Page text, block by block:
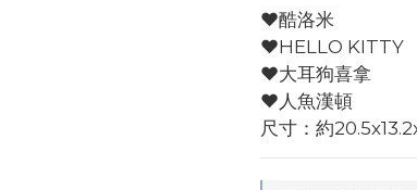
♥酷洛米
♥HELLO KITTY
♥大耳狗喜拿
♥人魚漢頓
尺寸：約